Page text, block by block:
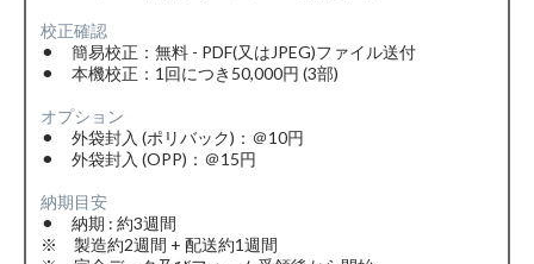
校正確認
⚫︎ 簡易校正：無料 - PDF(又はJPEG)ファイル送付
⚫︎ 本機校正：1回につき50,000円 (3部)
オプション
⚫︎ 外袋封入 (ポリバック)：＠10円
⚫︎ 外袋封入 (OPP)：＠15円
納期目安
⚫︎ 納期 : 約3週間
※ 製造約2週間 + 配送約1週間